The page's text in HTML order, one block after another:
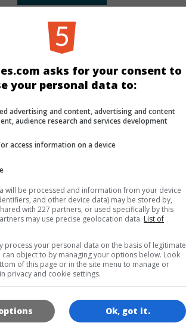
KATEGORILER
Zeka
DILLER
OYUN RESIMLERI
120x120
asks for your consent to
your personal data to:
advertising and content, advertising and content
audience research and services development
access information on a device
will be processed and information from your device
and other device data) may be stored by,
with 227 partners, or used specifically by this
may use precise geolocation data. List of
process your personal data on the basis of legitimate
can object to by managing your options below. Look
of this page or in the site menu to manage or
privacy and cookie settings.
Ok, got it.